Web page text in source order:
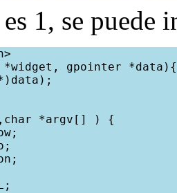
es 1, se puede
*widget, gpointer
*argv[] ) {